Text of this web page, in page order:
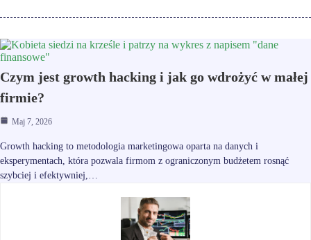
Czym jest growth hacking i jak go wdrożyć w małej
firmie?
Maj 7, 2026
Growth hacking to metodologia marketingowa oparta na danych i
eksperymentach, która pozwala firmom z ograniczonym budżetem rosnąć
szybciej i efektywniej,…